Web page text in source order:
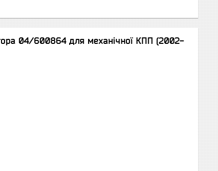
04/600864 для механічної КПП (2002-